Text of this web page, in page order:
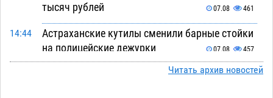
тысяч рублей
07.08 461
14:44
Астраханские кутилы сменили барные стойки
на полицейские дежурки
07.08 457
С 11 августа астраханские водоемыЧитать архив новостей